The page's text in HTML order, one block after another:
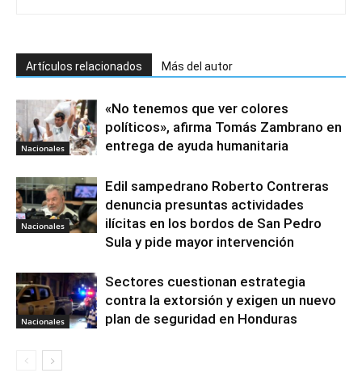
Artículos relacionados Más del autor
Nacionales
«No tenemos que ver colores
políticos», afirma Tomás Zambrano en
entrega de ayuda humanitaria
Nacionales
Edil sampedrano Roberto Contreras
denuncia presuntas actividades
ilícitas en los bordos de San Pedro
Sula y pide mayor intervención
Nacionales
Sectores cuestionan estrategia
contra la extorsión y exigen un nuevo
plan de seguridad en Honduras